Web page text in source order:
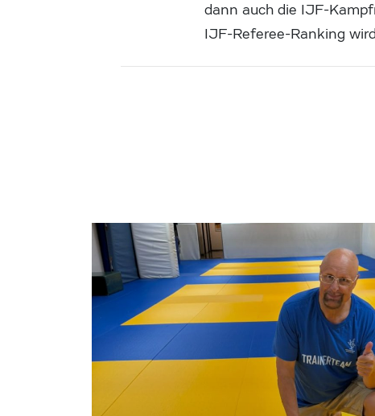
dann auch die IJF-
IJF-Referee-Ranking